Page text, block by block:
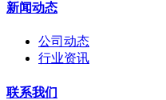
新闻动态
公司动态
行业资讯
联系我们